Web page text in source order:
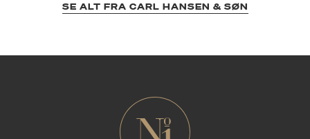
SE ALT FRA CARL HANSEN & SØN